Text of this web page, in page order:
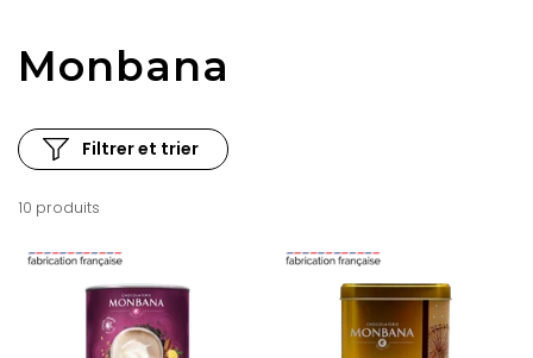
Monbana
10 produits
Filtrer et trier